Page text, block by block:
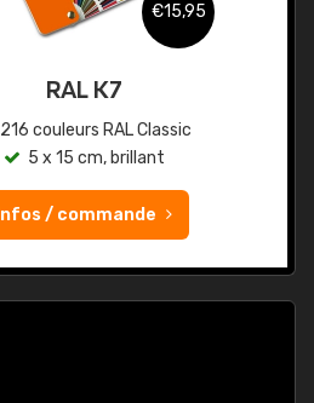
€15,95
RAL K7
216 couleurs RAL Classic
5 x 15 cm, brillant
Infos / commande